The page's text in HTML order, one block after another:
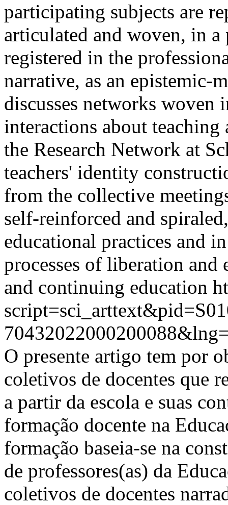
participating subjects are
articulated and woven, in
registered in the
narrative, as an epistemic-
discusses networks woven
interactions about
the Research Network at
teachers' identity
from the collective
self-reinforced and
educational practices and
processes of liberation
and continuing education
O presente artigo tem por
coletivos de docentes que
a partir da escola e suas
formação docente na
formação baseia-se na
de professores(as) da
coletivos de docentes